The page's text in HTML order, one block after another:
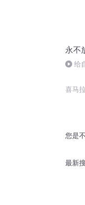
永不
给
喜马
您是
最新